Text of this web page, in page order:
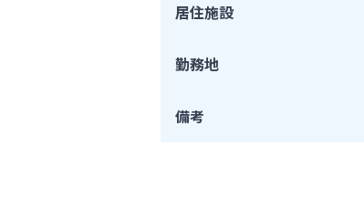
居住施設
勤務地
備考